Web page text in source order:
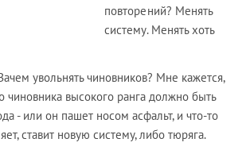
повторений? Менять
систему. Менять хоть
увольнять чиновников? Мне кажется,
чиновника высокого ранга должно быть
- или он пашет носом асфальт, и что-то
ставит новую систему, либо тюряга.